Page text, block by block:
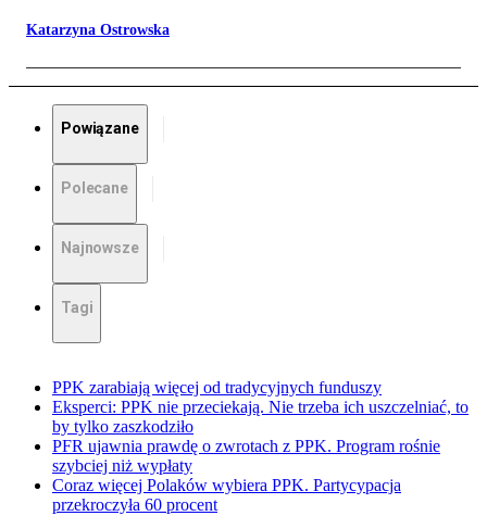
Katarzyna Ostrowska
Powiązane
Polecane
Najnowsze
Tagi
PPK zarabiają więcej od tradycyjnych funduszy
Eksperci: PPK nie przeciekają. Nie trzeba ich uszczelniać, to
by tylko zaszkodziło
PFR ujawnia prawdę o zwrotach z PPK. Program rośnie
szybciej niż wypłaty
Coraz więcej Polaków wybiera PPK. Partycypacja
przekroczyła 60 procent